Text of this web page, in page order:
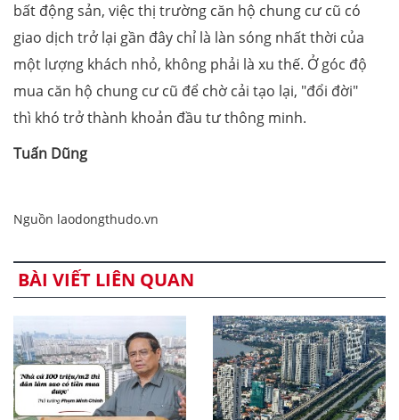
bất động sản, việc thị trường căn hộ chung cư cũ có
giao dịch trở lại gần đây chỉ là làn sóng nhất thời của
một lượng khách nhỏ, không phải là xu thế. Ở góc độ
mua căn hộ chung cư cũ để chờ cải tạo lại, "đổi đời"
thì khó trở thành khoản đầu tư thông minh.
Tuấn Dũng
Nguồn laodongthudo.vn
BÀI VIẾT LIÊN QUAN